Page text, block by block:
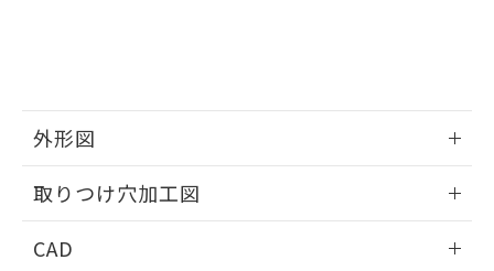
外形図
取りつけ穴加工図
CAD
および当社の共同利用者が、当社の製
※当社の共同利用者とは、
の共同利用に関して"
の「1.共同利
とができます。
EU RoHS指令（10物質）の非含有証明書